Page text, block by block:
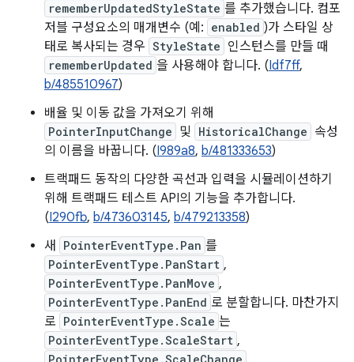
rememberUpdatedStyleState 를 추가했습니다. 컴포
저블 구성요소의 매개변수 (예: enabled )가 스타일 상
태로 복사되는 경우 StyleState 인스턴스를 만들 때
rememberUpdated 을 사용해야 합니다. (Idf7ff,
b/485510967)
배율 및 이동 값을 가져오기 위해
PointerInputChange 및 HistoricalChange 속성
의 이름을 바꿉니다. (I989a8, b/481333653)
트랙패드 동작의 다양한 곡선과 입력을 시뮬레이션하기
위해 트랙패드 테스트 API의 기능을 추가합니다.
(I290fb, b/473603145, b/479213358)
새
PointerEventType.Pan 를
PointerEventType.PanStart ,
PointerEventType.PanMove ,
PointerEventType.PanEnd 로 분할합니다. 마찬가지
로 PointerEventType.Scale 는
PointerEventType.ScaleStart ,